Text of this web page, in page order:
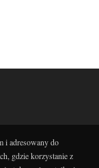
i adresowany do
gdzie korzystanie z